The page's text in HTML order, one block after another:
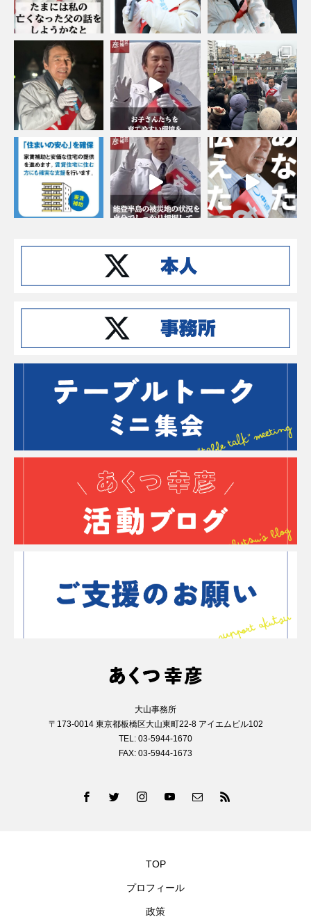
Instagramでフォローする
大山事務所
〒173-0014 東京都板橋区大山東町22-8 アイエムビル102
TEL: 03-5944-1670
FAX: 03-5944-1673
TOP
プロフィール
政策